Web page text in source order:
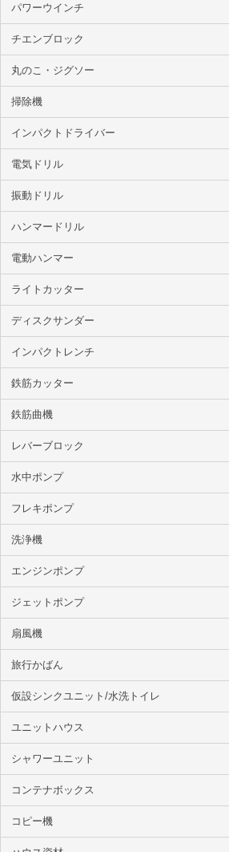
パワーウインチ
チエンブロック
丸のこ・ジグソー
掃除機
インパクトドライバー
電気ドリル
振動ドリル
ハンマードリル
電動ハンマー
ライトカッター
ディスクサンダー
インパクトレンチ
鉄筋カッター
鉄筋曲機
レバーブロック
水中ポンプ
フレキポンプ
洗浄機
エンジンポンプ
ジェットポンプ
扇風機
旅行かばん
仮設シンクユニット/水洗トイレ
ユニットハウス
シャワーユニット
コンテナボックス
コピー機